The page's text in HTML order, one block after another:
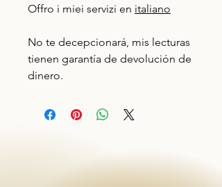
Offro i miei servizi en italiano
No te decepcionará, mis lecturas
tienen garantía de devolución de
dinero.